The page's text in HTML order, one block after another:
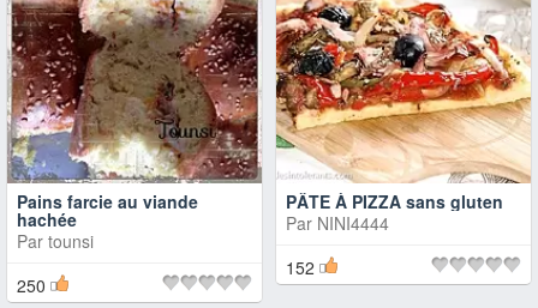
Pains farcie au viande
hachée
Par tounsi
250
PÂTE À PIZZA sans gluten
Par NINI4444
152